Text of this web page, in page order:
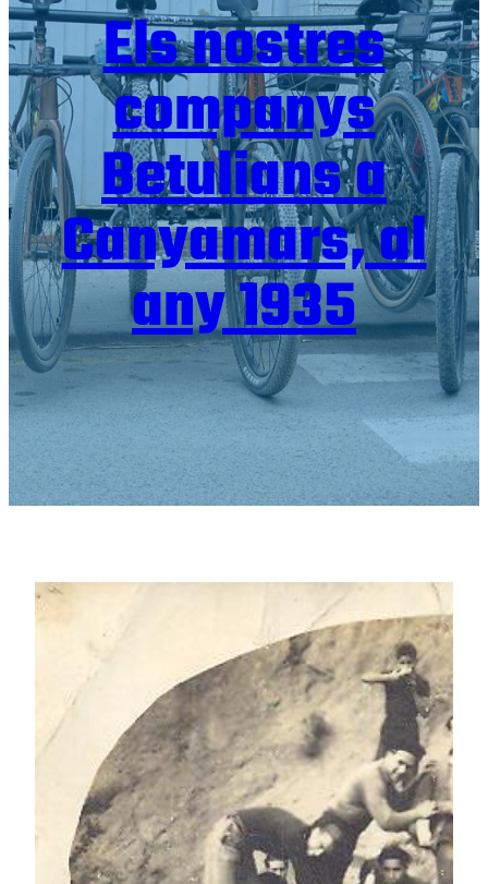
Els nostres
companys
Betulians a
Canyamars, al
any 1935